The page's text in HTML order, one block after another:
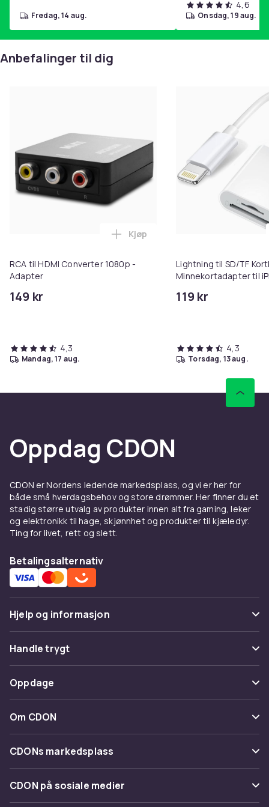
fredag, 14 aug.
4,6
onsdag, 19 aug.
Anbefalinger til dig
RCA til HDMI Converter 1080p -
Adapter
149 kr
Legg RCA til HDMI Converter
Kjøp
4,3
mandag, 17 aug.
Lightning til SD/TF
Minnekortadapter til
119 kr
4,3
torsdag, 13 aug.
Oppdag CDON
CDON er Nordens ledende markedsplass, og vi er her for
både små hverdagsbehov og store drømmer. Her finner du et
stadig større utvalg av produkter innen alt fra gaming, leker
og elektronikk til hage, skjønnhet og produkter til kjæledyr.
Ting for livet, rett og slett.
Betalingsalternativ
Hjelp og informasjon
Vanlige spørsmål
Spor pakke
Angre & returner her
Kontakt oss
Handle trygt
Betaling
Levering
Tilbakekallinger
Oppdage
Kategorier
Varemerker
Om CDON
Om oss
Kundeanmeldelser
Jobbe på CDON
CDONs markedsplass
Merchant Help Center
CDON på sosiale medier